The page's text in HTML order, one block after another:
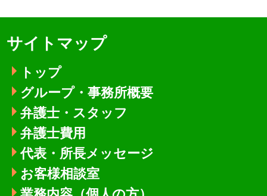
サイトマップ
トップ
グループ・事務所概要
弁護士・スタッフ
弁護士費用
代表・所長メッセージ
お客様相談室